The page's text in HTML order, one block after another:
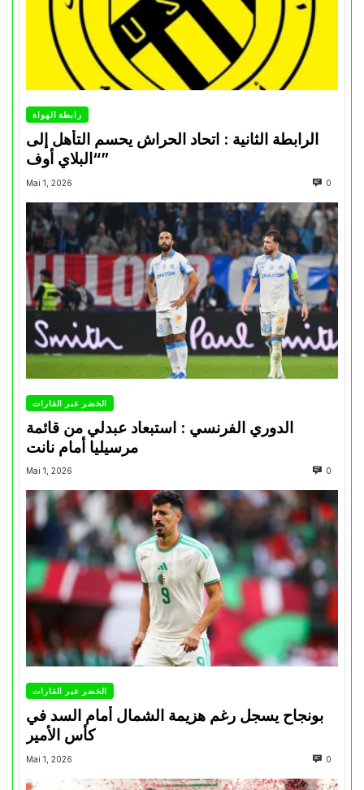
رابطة الهواة
الرابطة الثانية : اتحاد الحراش يحسم التأهل إلى
“البلاي أوف”
Mai 1, 2026 0
الخضر عبر القارات
الدوري الفرنسي : استبعاد عبدلي من قائمة
مرسيليا أمام نانت
Mai 1, 2026 0
الخضر عبر القارات
بونجاح يسجل رغم هزيمة الشمال أمام السد في
كأس الأمير
Mai 1, 2026 0